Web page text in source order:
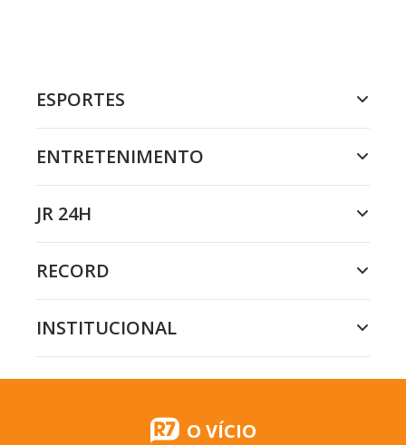
ESPORTES
ENTRETENIMENTO
JR 24H
RECORD
INSTITUCIONAL
O VÍCIO